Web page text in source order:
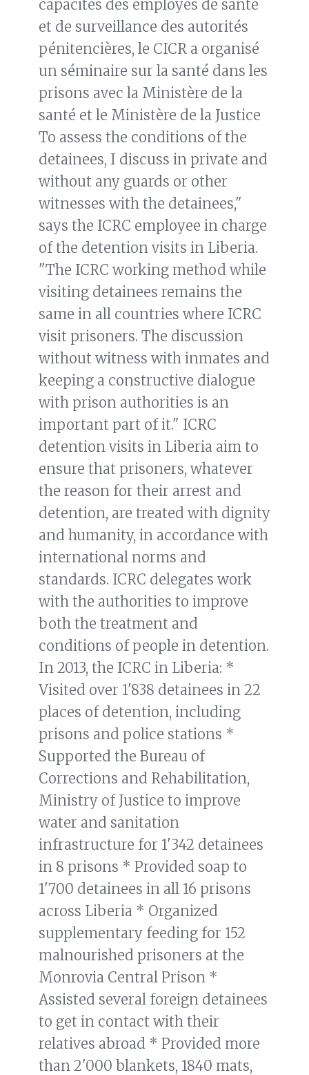
capacités des employés de santé
et de surveillance des autorités
pénitencières, le CICR a organisé
un séminaire sur la santé dans les
prisons avec la Ministère de la
santé et le Ministère de la Justice
To assess the conditions of the
detainees, I discuss in private and
without any guards or other
witnesses with the detainees,"
says the ICRC employee in charge
of the detention visits in Liberia.
"The ICRC working method while
visiting detainees remains the
same in all countries where ICRC
visit prisoners. The discussion
without witness with inmates and
keeping a constructive dialogue
with prison authorities is an
important part of it." ICRC
detention visits in Liberia aim to
ensure that prisoners, whatever
the reason for their arrest and
detention, are treated with dignity
and humanity, in accordance with
international norms and
standards. ICRC delegates work
with the authorities to improve
both the treatment and
conditions of people in detention.
In 2013, the ICRC in Liberia: *
Visited over 1'838 detainees in 22
places of detention, including
prisons and police stations *
Supported the Bureau of
Corrections and Rehabilitation,
Ministry of Justice to improve
water and sanitation
infrastructure for 1'342 detainees
in 8 prisons * Provided soap to
1'700 detainees in all 16 prisons
across Liberia * Organized
supplementary feeding for 152
malnourished prisoners at the
Monrovia Central Prison *
Assisted several foreign detainees
to get in contact with their
relatives abroad * Provided more
than 2'000 blankets, 1840 mats,